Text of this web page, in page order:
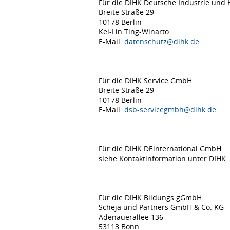
Für die DIHK Deutsche Industrie und
Breite Straße 29
10178 Berlin
Kei-Lin Ting-Winarto
E-Mail: datenschutz@dihk.de
Für die DIHK Service GmbH
Breite Straße 29
10178 Berlin
E-Mail: dsb-servicegmbh@dihk.de
Für die DIHK DEinternational GmbH
siehe Kontaktinformation unter DIHK
Für die DIHK Bildungs gGmbH
Scheja und Partners GmbH & Co. KG
Adenauerallee 136
53113 Bonn